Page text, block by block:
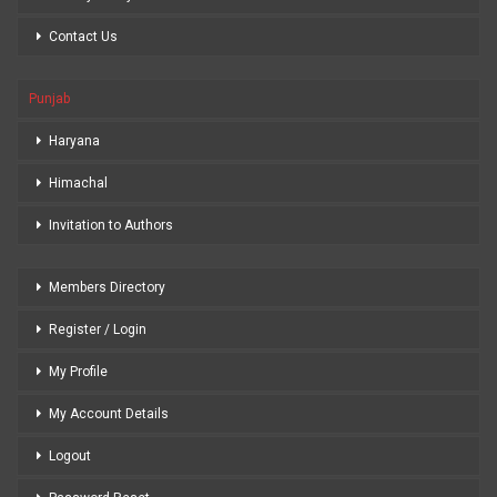
Contact Us
Punjab
Haryana
Himachal
Invitation to Authors
Members Directory
Register / Login
My Profile
My Account Details
Logout